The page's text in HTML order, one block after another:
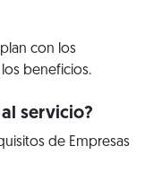
con los
beneficios.
servicio?
de Empresas